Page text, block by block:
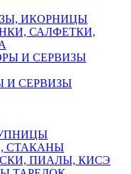
ИКОРНИЦЫ
САЛФЕТКИ,
И СЕРВИЗЫ
И СЕРВИЗЫ
СТАКАНЫ
ПИАЛЫ, КИСЭ